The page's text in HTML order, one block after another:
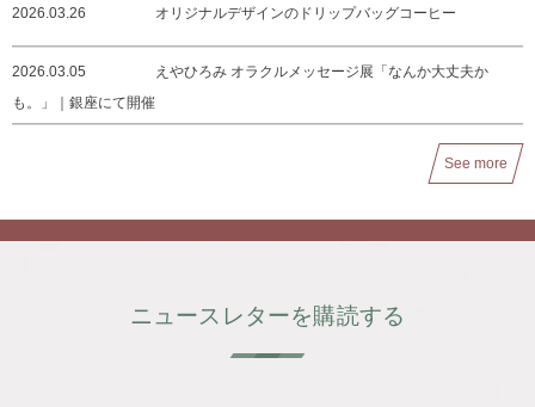
2026.03.26 オリジナルデザインのドリップバッグコーヒー
2026.03.05
えやひろみ オラクルメッセージ展「なんか大丈夫か
も。」｜銀座にて開催
See more
ニュースレターを購読する